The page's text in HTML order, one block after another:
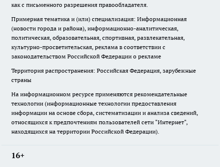
как с письменного разрешения правообладателя.
Примерная тематика и (или) специализация: Информационная
(новости города и района), информационно-аналитическая,
политическая, образовательная, спортивная, развлекательная,
культурно-просветительская, реклама в соответствии с
законодательством Российской Федерации о рекламе
Территория распространения: Российская Федерация, зарубежные
страны
На информационном ресурсе применяются рекомендательные
технологии (информационные технологии предоставления
информации на основе сбора, систематизации и анализа сведений,
относящихся к предпочтениям пользователей сети "Интернет",
находящихся на территории Российской Федерации).
16+